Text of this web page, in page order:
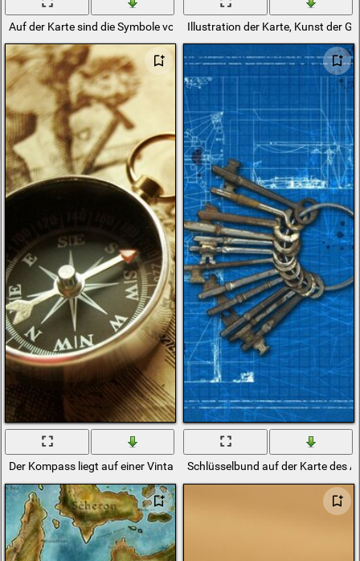
Auf der Karte sind die Symbole von Sony-Stil-Stranddesigner-Tapeten
Illustration der Karte, Kunst der
Der Kompass liegt auf einer Vintage-KarteSchlüsselbund auf der Karte des